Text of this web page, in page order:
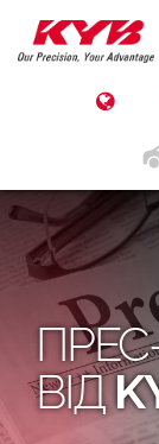
ВІД